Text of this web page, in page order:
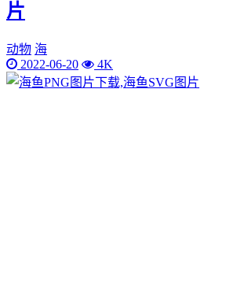
片
动物 海
2022-06-20
4K